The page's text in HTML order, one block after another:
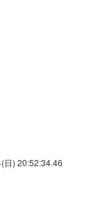
日) 20:52:34.46